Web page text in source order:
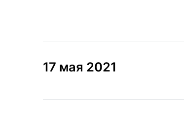
17 мая 2021